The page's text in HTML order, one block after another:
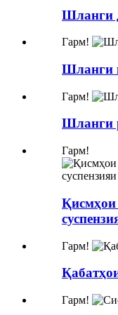
Шланги
Гарм!
Шланги
Гарм!
Шланги
Гарм!
Қисмҳои
Гарм!
Гарм!